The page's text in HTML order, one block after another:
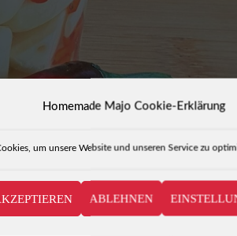
Homemade Majo Cookie-Erklärung
um unsere Website und unseren Service zu
ABLEHNEN